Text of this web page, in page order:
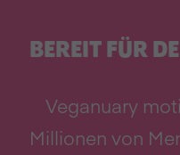
BEREIT FÜR
Veganuary
Millionen von